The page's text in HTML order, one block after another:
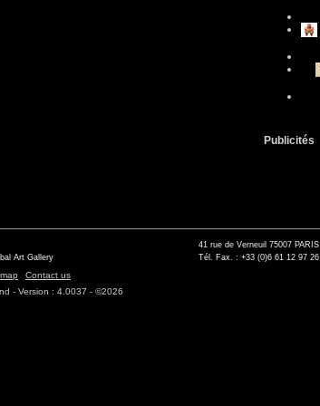
Publicités
Art Gallery
41 rue de Verneuil 75007 PARIS
Tél. Fax. : +33 (0)6 61 12 97 26
Contact us
- Version : 4.0037 - ©2026